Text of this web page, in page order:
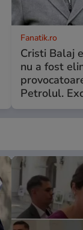
Fanatik.ro
Cristi Balaj
nu a fost
Petrolul.